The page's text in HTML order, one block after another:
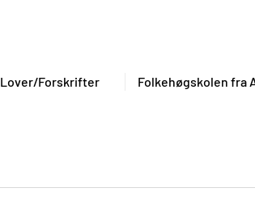
Lover/Forskrifter Folkehøgskolen fra